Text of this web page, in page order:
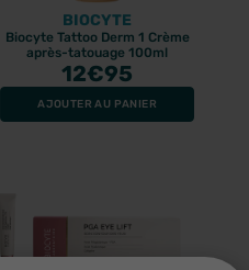
BIOCYTE
Biocyte Tattoo Derm 1 Crème
après-tatouage 100ml
12€95
AJOUTER AU PANIER